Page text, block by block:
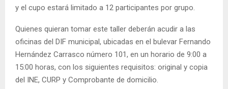
y el cupo estará limitado a 12 participantes por grupo.
Quienes quieran tomar este taller deberán acudir a las
oficinas del DIF municipal, ubicadas en el bulevar Fernando
Hernández Carrasco número 101, en un horario de 9:00 a
15:00 horas, con los siguientes requisitos: original y copia
del INE, CURP y Comprobante de domicilio.